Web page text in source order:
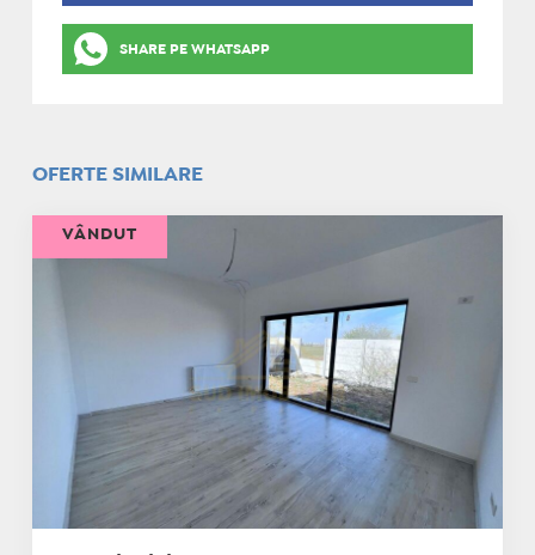
SHARE PE WHATSAPP
OFERTE SIMILARE
VÂNDUT